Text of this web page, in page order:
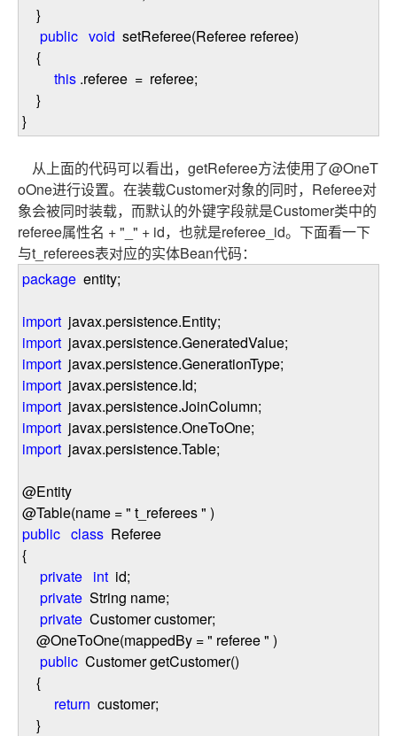
}
public void setReferee(Referee referee)
{
this .referee = referee;
}
}
从上面的代码可以看出，getReferee方法使用了@OneT
oOne进行设置。在装载Customer对象的同时，Referee对
象会被同时装载，而默认的外键字段就是Customer类中的
referee属性名 + "_" + id，也就是referee_id。下面看一下
与t_referees表对应的实体Bean代码：
package entity;
import javax.persistence.Entity;
import javax.persistence.GeneratedValue;
import javax.persistence.GenerationType;
import javax.persistence.Id;
import javax.persistence.JoinColumn;
import javax.persistence.OneToOne;
import javax.persistence.Table;
@Entity
@Table(name =" t_referees" )
public class Referee
{
private int id;
private String name;
private Customer customer;
@OneToOne(mappedBy =" referee" )
public Customer getCustomer()
{
return customer;
}